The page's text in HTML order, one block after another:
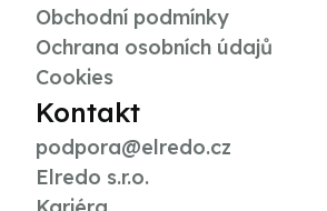
Obchodní podmínky
Ochrana osobních údajů
Cookies
Kontakt
podpora@elredo.cz
Elredo s.r.o.